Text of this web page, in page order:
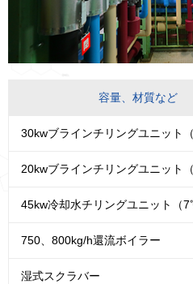
容量、材質など
30kwブラインチリングユニット
20kwブラインチリングユニット
45kw冷却水チリングユニット（
750、800kg/h還流ボイラー
湿式スクラバー